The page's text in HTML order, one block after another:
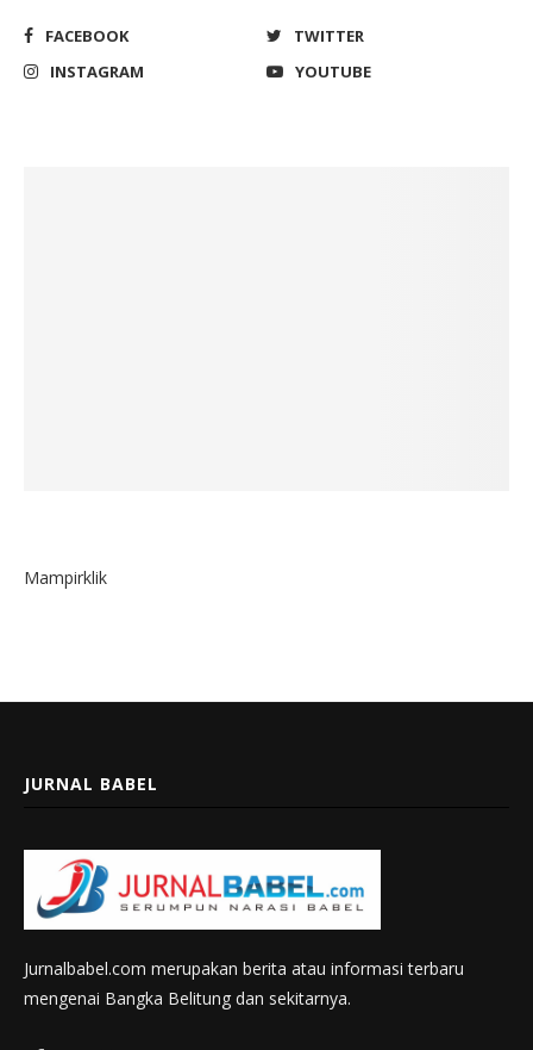
FACEBOOK
TWITTER
INSTAGRAM
YOUTUBE
Mampirklik
JURNAL BABEL
Jurnalbabel.com merupakan berita atau informasi terbaru
mengenai Bangka Belitung dan sekitarnya.